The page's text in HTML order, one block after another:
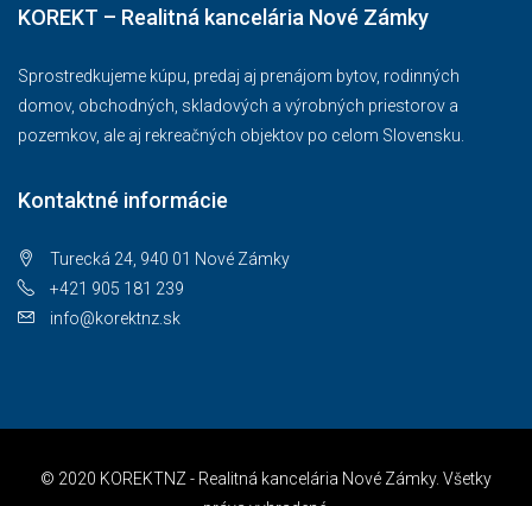
KOREKT – Realitná kancelária Nové Zámky
Sprostredkujeme kúpu, predaj aj prenájom bytov, rodinných
domov, obchodných, skladových a výrobných priestorov a
pozemkov, ale aj rekreačných objektov po celom Slovensku.
Kontaktné informácie
Turecká 24, 940 01 Nové Zámky
+421 905 181 239
info@korektnz.sk
© 2020 KOREKTNZ - Realitná kancelária Nové Zámky. Všetky